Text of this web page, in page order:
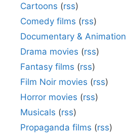
Cartoons (rss)
Comedy films (rss)
Documentary & Animation
Drama movies (rss)
Fantasy films (rss)
Film Noir movies (rss)
Horror movies (rss)
Musicals (rss)
Propaganda films (rss)